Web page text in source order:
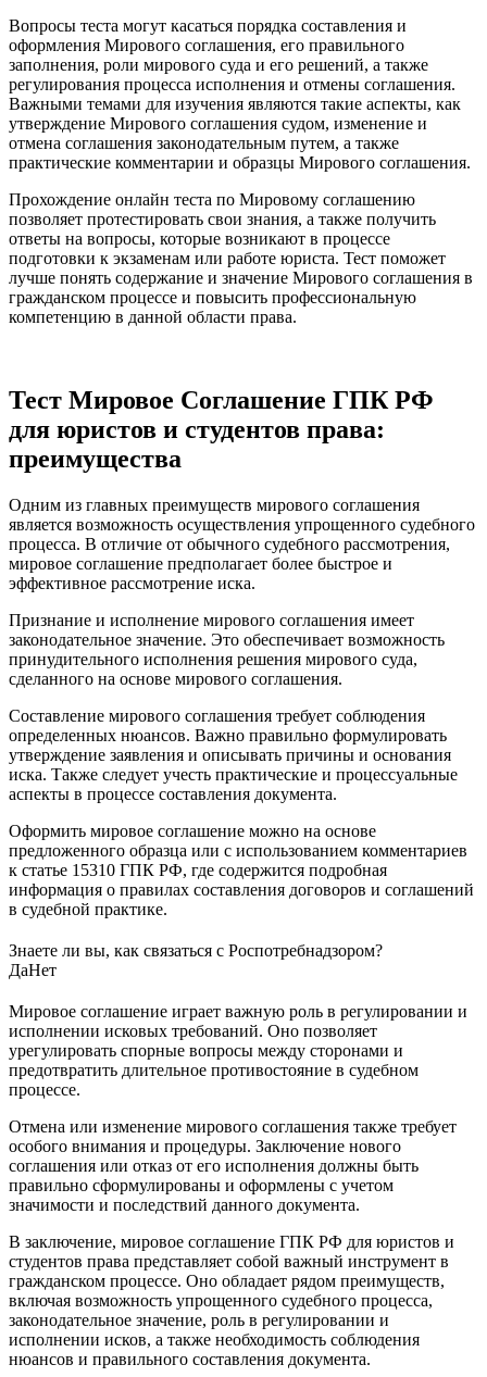
Вопросы теста могут касаться порядка составления и
оформления Мирового соглашения, его правильного
заполнения, роли мирового суда и его решений, а также
регулирования процесса исполнения и отмены соглашения.
Важными темами для изучения являются такие аспекты, как
утверждение Мирового соглашения судом, изменение и
отмена соглашения законодательным путем, а также
практические комментарии и образцы Мирового соглашения.
Прохождение онлайн теста по Мировому соглашению
позволяет протестировать свои знания, а также получить
ответы на вопросы, которые возникают в процессе
подготовки к экзаменам или работе юриста. Тест поможет
лучше понять содержание и значение Мирового соглашения в
гражданском процессе и повысить профессиональную
компетенцию в данной области права.
Тест Мировое Соглашение ГПК РФ
для юристов и студентов права:
преимущества
Одним из главных преимуществ мирового соглашения
является возможность осуществления упрощенного судебного
процесса. В отличие от обычного судебного рассмотрения,
мировое соглашение предполагает более быстрое и
эффективное рассмотрение иска.
Признание и исполнение мирового соглашения имеет
законодательное значение. Это обеспечивает возможность
принудительного исполнения решения мирового суда,
сделанного на основе мирового соглашения.
Составление мирового соглашения требует соблюдения
определенных нюансов. Важно правильно формулировать
утверждение заявления и описывать причины и основания
иска. Также следует учесть практические и процессуальные
аспекты в процессе составления документа.
Оформить мировое соглашение можно на основе
предложенного образца или с использованием комментариев
к статье 15310 ГПК РФ, где содержится подробная
информация о правилах составления договоров и соглашений
в судебной практике.
Знаете ли вы, как связаться с Роспотребнадзором?
ДаНет
Мировое соглашение играет важную роль в регулировании и
исполнении исковых требований. Оно позволяет
урегулировать спорные вопросы между сторонами и
предотвратить длительное противостояние в судебном
процессе.
Отмена или изменение мирового соглашения также требует
особого внимания и процедуры. Заключение нового
соглашения или отказ от его исполнения должны быть
правильно сформулированы и оформлены с учетом
значимости и последствий данного документа.
В заключение, мировое соглашение ГПК РФ для юристов и
студентов права представляет собой важный инструмент в
гражданском процессе. Оно обладает рядом преимуществ,
включая возможность упрощенного судебного процесса,
законодательное значение, роль в регулировании и
исполнении исков, а также необходимость соблюдения
нюансов и правильного составления документа.